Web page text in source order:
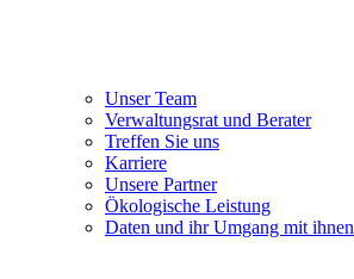
Unser Team
Verwaltungsrat und Berater
Treffen Sie uns
Karriere
Unsere Partner
Ökologische Leistung
Daten und ihr Umgang mit ihnen